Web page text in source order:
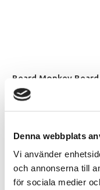
Denna webbplats
Vi använder
och annonserna till
för sociala medier
Beard Monkey Beard
Pomade Lemongrass